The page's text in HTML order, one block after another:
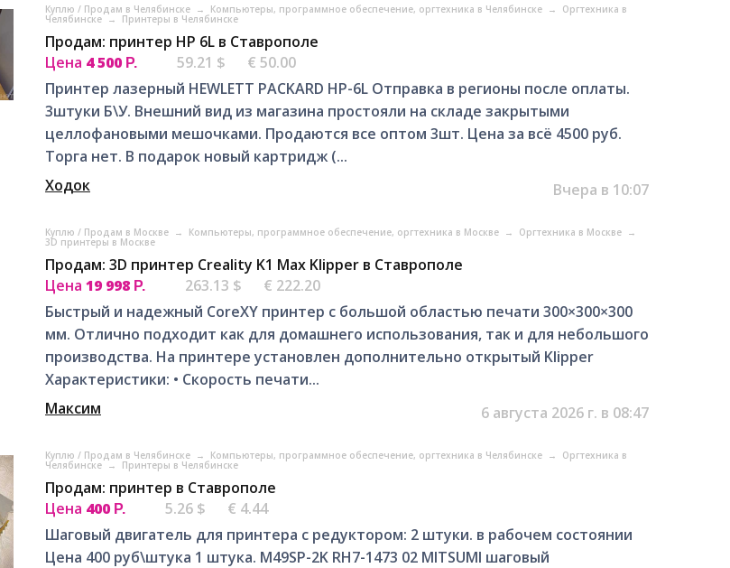
Куплю / Продам в Челябинске → Компьютеры, программное обеспечение, оргтехника в Челябинске → Оргтехника в
Челябинске → Принтеры в Челябинске
Продам: принтер HP 6L в Ставрополе
Цена 4 500 Р. 59.21 $
€ 50.00
Принтер лазерный HEWLETT PACKARD HP-6L Отправка в регионы после оплаты.
3штуки Б\У. Внешний вид из магазина простояли на складе закрытыми
целлофановыми мешочками. Продаются все оптом 3шт. Цена за всё 4500 руб.
Торга нет. В подарок новый картридж (...
Ходок
Вчера в 10:07
Куплю / Продам в Москве → Компьютеры, программное обеспечение, оргтехника в Москве → Оргтехника в Москве →
3D принтеры в Москве
Продам: 3D принтер Creality K1 Max Klipper в Ставрополе
Цена 19 998 Р. 263.13 $
€ 222.20
Быстрый и надежный CoreXY принтер с большой областью печати 300×300×300
мм. Отлично подходит как для домашнего использования, так и для небольшого
производства. На принтере установлен дополнительно открытый Klipper
Характеристики: • Скорость печати...
Максим
6 августа 2026 г. в 08:47
Куплю / Продам в Челябинске → Компьютеры, программное обеспечение, оргтехника в Челябинске → Оргтехника в
Челябинске → Принтеры в Челябинске
Продам: принтер в Ставрополе
Цена 400 Р. 5.26 $
€ 4.44
Шаговый двигатель для принтера с редуктором: 2 штуки. в рабочем состоянии
Цена 400 руб\штука 1 штука. M49SP-2K RH7-1473 02 MITSUMI шаговый